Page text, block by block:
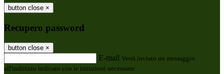
button close ×
Recupero password
button close ×
E-mail Verrà inviato un messaggio
all'indirizzo indicato con le istruzioni necessarie.